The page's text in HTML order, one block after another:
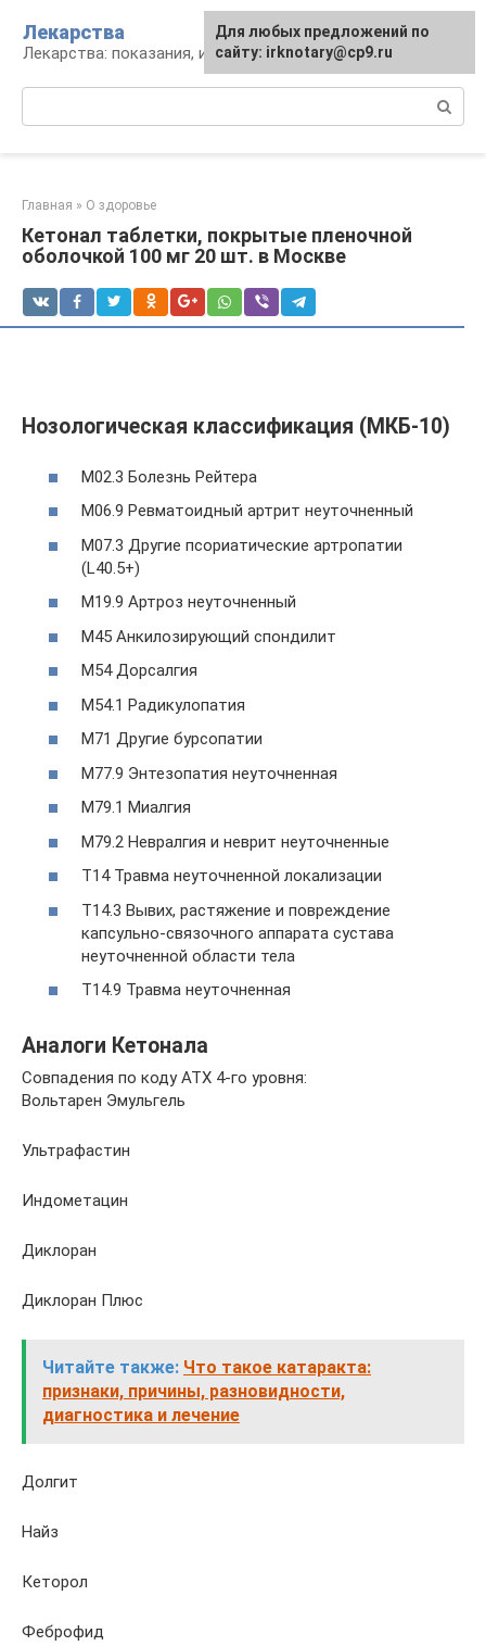
контенту
Лекарства
Лекарства: показания, инструкция, аналоги
Главная » О здоровье
Кетонал таблетки, покрытые пленочной
оболочкой 100 мг 20 шт. в Москве
Нозологическая классификация (МКБ-10)
M02.3 Болезнь Рейтера
M06.9 Ревматоидный артрит неуточненный
M07.3 Другие псориатические артропатии
(L40.5+)
M19.9 Артроз неуточненный
M45 Анкилозирующий спондилит
M54 Дорсалгия
M54.1 Радикулопатия
M71 Другие бурсопатии
M77.9 Энтезопатия неуточненная
M79.1 Миалгия
M79.2 Невралгия и неврит неуточненные
T14 Травма неуточненной локализации
T14.3 Вывих, растяжение и повреждение
капсульно-связочного аппарата сустава
неуточненной области тела
T14.9 Травма неуточненная
Аналоги Кетонала
Совпадения по коду АТХ 4-го уровня:
Вольтарен Эмульгель
Ультрафастин
Индометацин
Диклоран
Диклоран Плюс
Читайте также: Что такое катаракта:
признаки, причины, разновидности,
диагностика и лечение
Долгит
Найз
Кеторол
Феброфид
Для любых предложений по
сайту: irknotary@cp9.ru